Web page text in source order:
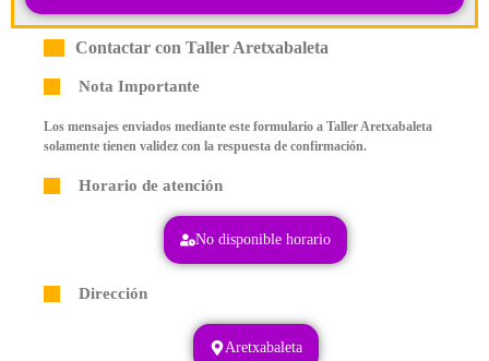
Contactar con Taller Aretxabaleta
Nota Importante
Los mensajes enviados mediante este formulario a Taller Aretxabaleta
solamente tienen validez con la respuesta de confirmación.
Horario de atención
No disponible horario
Dirección
Aretxabaleta